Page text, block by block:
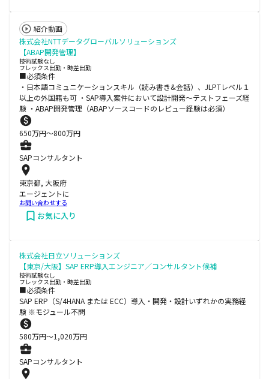
紹介動画
株式会社NTTデータグローバルソリューションズ
【ABAP開発管理】
技術試験なし
フレックス出勤・時差出勤
■必須条件
・日本語コミュニケーションスキル（読み書き&会話）、JLPTレベル１
以上の外国籍も可 ・SAP導入案件において設計開発～テストフェーズ経
験 ・ABAP開発管理（ABAPソースコードのレビュー経験は必須）
650万円〜800万円
SAPコンサルタント
東京都, 大阪府
エージェントに
お問い合わせする
お気に入り
株式会社日立ソリューションズ
【東京/大阪】SAP ERP導入エンジニア／コンサルタント候補
技術試験なし
フレックス出勤・時差出勤
■必須条件
SAP ERP（S/4HANA または ECC）導入・開発・設計いずれかの実務経
験 ※モジュール不問
580万円〜1,020万円
SAPコンサルタント